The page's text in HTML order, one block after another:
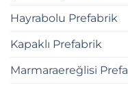
Hayrabolu Prefabrik
Kapaklı Prefabrik
Marmaraereğlisi